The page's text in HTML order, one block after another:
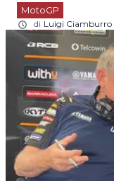
MotoGP
di Luigi Ciamburro